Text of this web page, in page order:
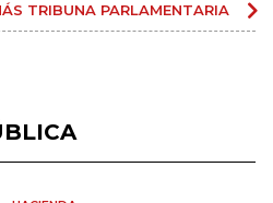
TRIBUNA PARLAMENTARIA